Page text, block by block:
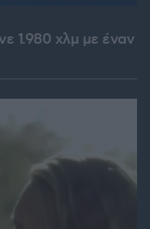
1.980 χλμ με έναν